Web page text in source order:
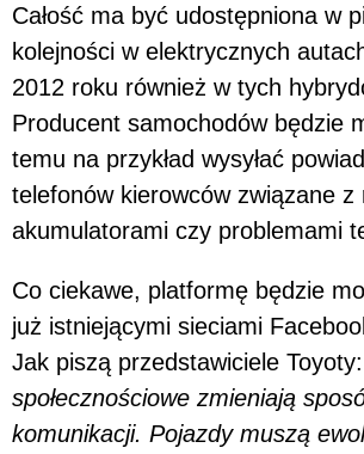
Całość ma być udostępniona w
kolejności w elektrycznych
2012 roku również w tych
Producent samochodów będzie
temu na przykład wysyłać
telefonów kierowców związane z
akumulatorami czy problemami
Co ciekawe, platformę będzie
już istniejącymi sieciami
Jak piszą przedstawiciele Toyoty:
społecznościowe zmieniają
komunikacji. Pojazdy muszą